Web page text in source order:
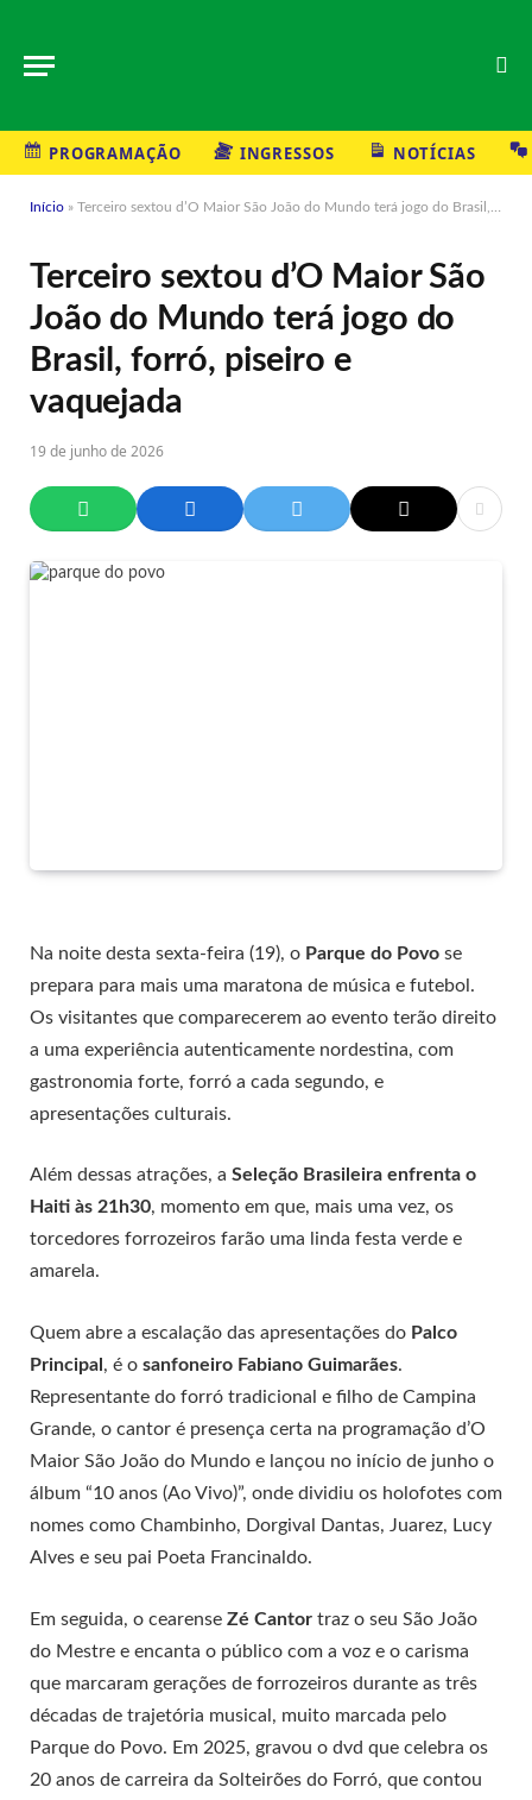
PROGRAMAÇÃO INGRESSOS NOTÍCIAS
Início » Terceiro sextou d’O Maior São João do Mundo terá jogo do Brasil, forró, piseiro e vaquejada
Terceiro sextou d’O Maior São
João do Mundo terá jogo do
Brasil, forró, piseiro e
vaquejada
19 de junho de 2026
Na noite desta sexta-feira (19), o Parque do Povo se
prepara para mais uma maratona de música e futebol.
Os visitantes que comparecerem ao evento terão direito
a uma experiência autenticamente nordestina, com
gastronomia forte, forró a cada segundo, e
apresentações culturais.
Além dessas atrações, a Seleção Brasileira enfrenta o
Haiti às 21h30, momento em que, mais uma vez, os
torcedores forrozeiros farão uma linda festa verde e
amarela.
Quem abre a escalação das apresentações do Palco
Principal , é o sanfoneiro Fabiano Guimarães.
Representante do forró tradicional e filho de Campina
Grande, o cantor é presença certa na programação d’O
Maior São João do Mundo e lançou no início de junho o
álbum “10 anos (Ao Vivo)”, onde dividiu os holofotes com
nomes como Chambinho, Dorgival Dantas, Juarez, Lucy
Alves e seu pai Poeta Francinaldo.
Em seguida, o cearense Zé Cantor traz o seu São João
do Mestre e encanta o público com a voz e o carisma
que marcaram gerações de forrozeiros durante as três
décadas de trajetória musical, muito marcada pelo
Parque do Povo. Em 2025, gravou o dvd que celebra os
20 anos de carreira da Solteirões do Forró, que contou